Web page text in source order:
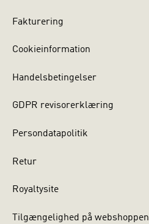
Fakturering
Cookieinformation
Handelsbetingelser
GDPR revisorerklæring
Persondatapolitik
Retur
Royaltysite
Tilgængelighed på webshoppen